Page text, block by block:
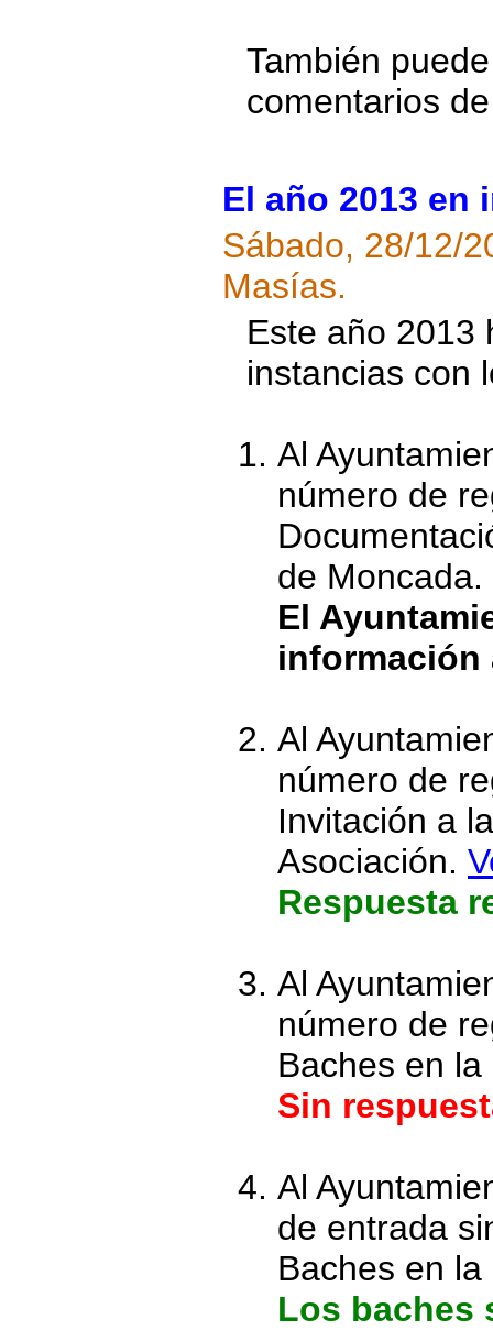
También
comentarios
El año 2013 en
Sábado, 28/12/
Masías.
Este año 2013
instancias con
Al
número de
de Moncada.
El
información
Al
número de
Invitación a
Asociación.
Respuesta
Al
número de
Baches en
Sin
Al
de entrada
Baches en
Los baches